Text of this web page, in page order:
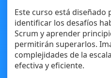
Este curso está diseñado
identificar los desafíos
Scrum y aprender
permitirán superarlos.
complejidades de la
efectiva y eficiente.